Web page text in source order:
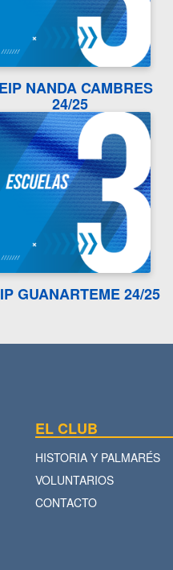
NANDA CAMBRES
24/25
GUANARTEME 24/25
EL CLUB
HISTORIA Y PALMARÉS
VOLUNTARIOS
CONTACTO